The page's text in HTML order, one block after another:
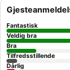
Fantastisk
Veldig bra
Bra
Tilfredsstillende
Dårlig